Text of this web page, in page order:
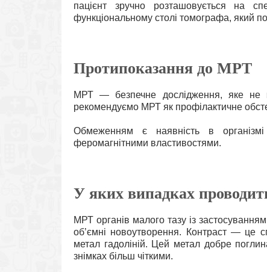
пацієнт зручно розташовується на
функціональному столі томографа, який
Протипоказання до МРТ
МРТ — безпечне дослідження, яке не
рекомендуємо МРТ як профілактичне
Обмеженням є наявність в організмі
феромагнітними властивостями.
У яких випадках
МРТ органів малого тазу із
об’ємні новоутворення. Контраст — це
метал гадоліній. Цей метал добре
знімках більш чіткими.